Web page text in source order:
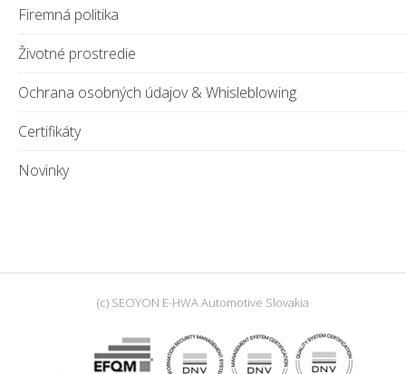
Firemná politika
Životné prostredie
Ochrana osobných údajov & Whisleblowing
Certifikáty
Novinky
(c) SEOYON E-HWA Automotive Slovakia